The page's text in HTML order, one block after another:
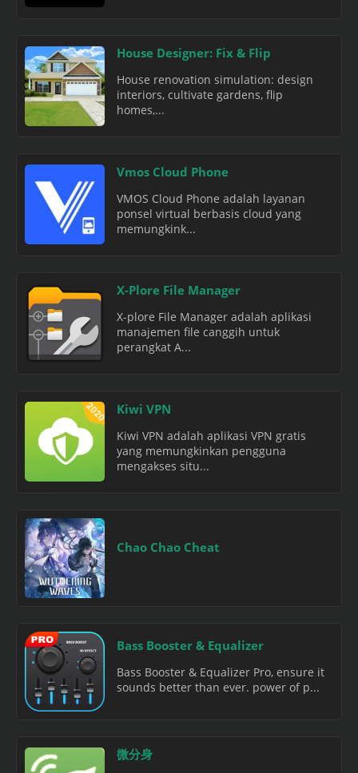
House Designer: Fix & Flip
House renovation simulation: design
interiors, cultivate gardens, flip
homes,...
Vmos Cloud Phone
VMOS Cloud Phone adalah layanan
ponsel virtual berbasis cloud yang
memungkink...
X-Plore File Manager
X-plore File Manager adalah aplikasi
manajemen file canggih untuk
perangkat A...
Kiwi VPN
Kiwi VPN adalah aplikasi VPN gratis
yang memungkinkan pengguna
mengakses situ...
Chao Chao Cheat
Bass Booster & Equalizer
Bass Booster & Equalizer Pro, ensure it
sounds better than ever. power of p...
微分身